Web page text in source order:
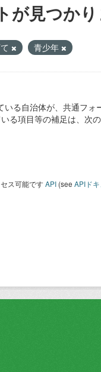
が見つか
青少年
る自治体が、共通フ
る項目等の補足は、次
ス可能ですAPI (see APIド